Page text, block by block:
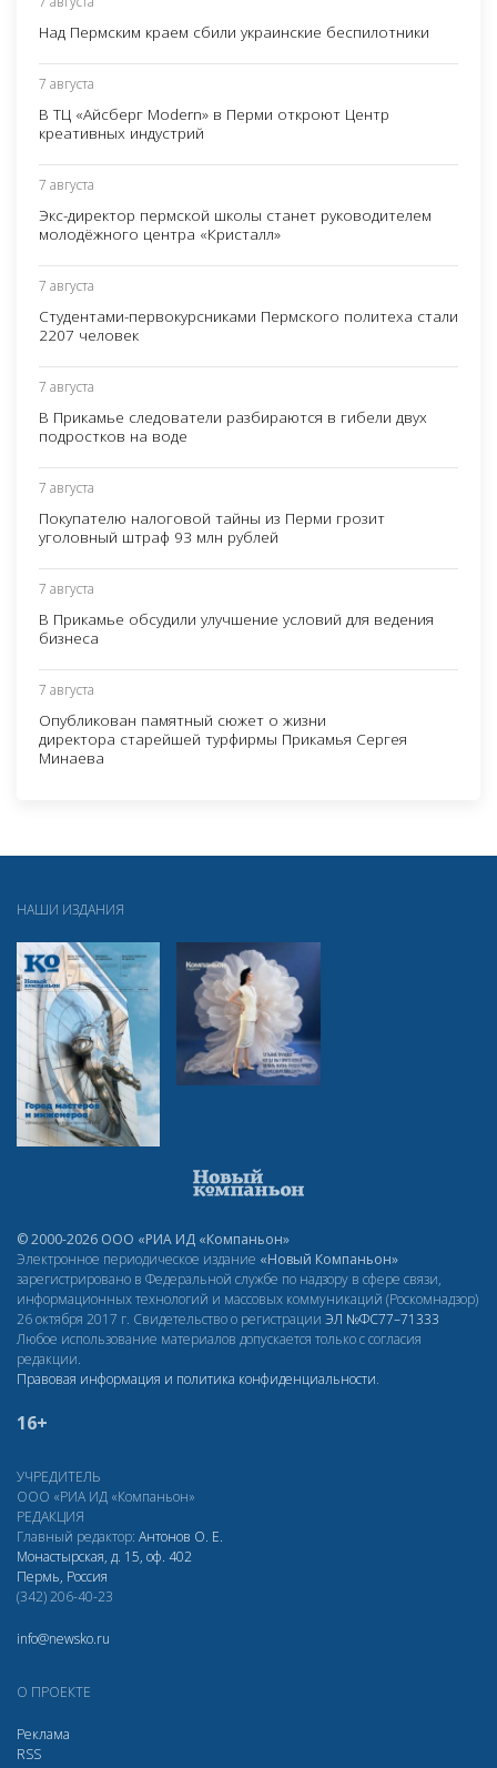
Над Пермским краем сбили украинские беспилотники
7 августа
В ТЦ «Айсберг Modern» в Перми откроют Центр
креативных индустрий
7 августа
Экс-директор пермской школы станет руководителем
молодёжного центра «Кристалл»
7 августа
Студентами-первокурсниками Пермского политеха стали
2207 человек
7 августа
В Прикамье следователи разбираются в гибели двух
подростков на воде
7 августа
Покупателю налоговой тайны из Перми грозит
уголовный штраф 93 млн рублей
7 августа
В Прикамье обсудили улучшение условий для ведения
бизнеса
7 августа
Опубликован памятный сюжет о жизни
директора старейшей турфирмы Прикамья Сергея
Минаева
НАШИ ИЗДАНИЯ
© 2000-2026 ООО «РИА ИД «Компаньон»
Электронное периодическое издание «Новый Компаньон»
зарегистрировано в Федеральной службе по надзору в сфере связи,
информационных технологий и массовых коммуникаций (Роскомнадзор)
26 октября 2017 г. Свидетельство о регистрации ЭЛ №ФС77–71333
Любое использование материалов допускается только с согласия
редакции.
Правовая информация и политика конфиденциальности.
16+
УЧРЕДИТЕЛЬ
ООО «РИА ИД «Компаньон»
РЕДАКЦИЯ
Главный редактор: Антонов О. Е.
Монастырская, д. 15, оф. 402
Пермь, Россия
(342) 206-40-23
info@newsko.ru
О ПРОЕКТЕ
Реклама
RSS